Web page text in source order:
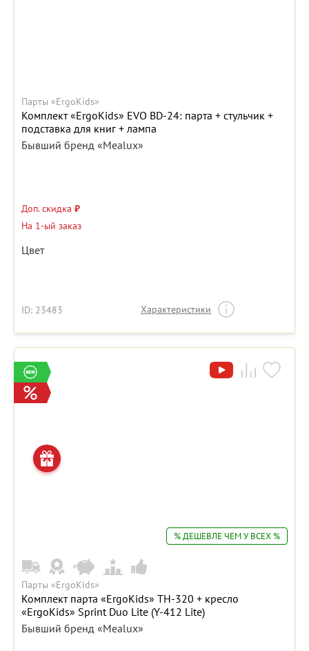
Парты «ErgoKids»
Комплект «ErgoKids» EVO BD-24: парта + стульчик +
подставка для книг + лампа
Бывший бренд «Mealux»
Доп. скидка ₽
На 1-ый заказ
Цвет
ID: 23483 Характеристики
% ДЕШЕВЛЕ ЧЕМ У ВСЕХ %
Парты «ErgoKids»
Комплект парта «ErgoKids» TH-320 + кресло
«ErgoKids» Sprint Duo Lite (Y-412 Lite)
Бывший бренд «Mealux»